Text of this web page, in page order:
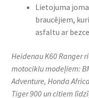
Lietojuma
braucējiem,
asfaltu ar
Heidenau K60 Ranger
motociklu modeļiem:
Adventure, Honda
Tiger 900 un citiem